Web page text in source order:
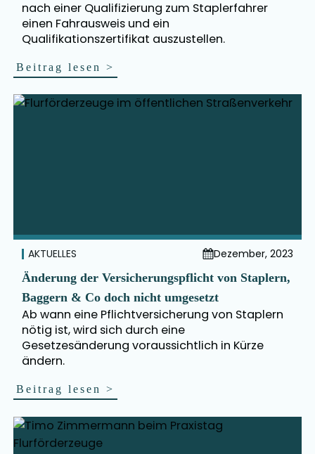
nach einer Qualifizierung zum Staplerfahrer
einen Fahrausweis und ein
Qualifikationszertifikat auszustellen.
Beitrag lesen>
AKTUELLES
Dezember, 2023
Änderung der Versicherungspflicht von Staplern,
Baggern & Co doch nicht umgesetzt
Ab wann eine Pflichtversicherung von Staplern
nötig ist, wird sich durch eine
Gesetzesänderung voraussichtlich in Kürze
ändern.
Beitrag lesen>